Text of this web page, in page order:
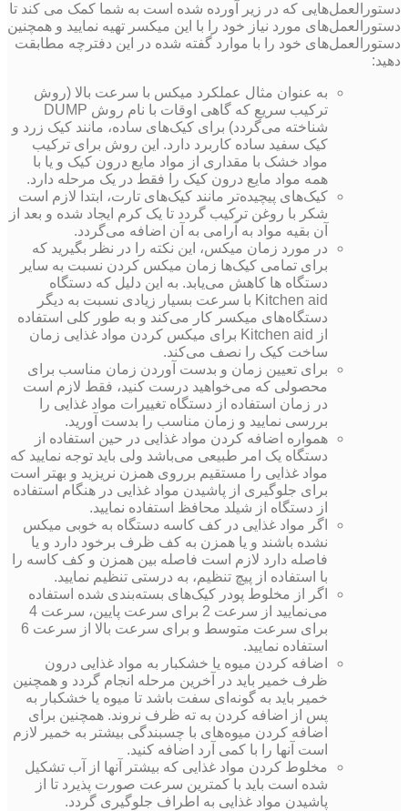
دستورالعمل‌هایی که در زیر آورده شده است به شما کمک می کند تا
دستورالعمل‌های مورد نیاز خود را با این میکسر تهیه نمایید و همچنین
دستورالعمل‌های خود را با موارد گفته شده در این دفترچه مطابقت
دهید:
به عنوان مثال عملکرد میکس با سرعت بالا (روش
ترکیب سریع که گاهی اوقات با نام روش DUMP
شناخته می‌گردد) برای کیک‌های ساده، مانند کیک زرد و
کیک سفید ساده کاربرد دارد. این روش برای ترکیب
مواد خشک با مقداری از مواد مایع درون کیک و یا با
همه مواد مایع درون کیک را فقط در یک مرحله دارد.
کیک‌های پیچیده‌تر مانند کیک‌های تارت، ابتدا لازم است
شکر با روغن ترکیب گردد تا یک کرم ایجاد شده و بعد از
آن بقیه مواد به آرامی به آن اضافه می‌گردد.
در مورد زمان میکس، این نکته را در نظر بگیرید که
برای تمامی کیک‌ها زمان میکس کردن نسبت به سایر
دستگاه ها کاهش می‌یابد. به این دلیل که دستگاه
Kitchen aid با سرعت بسیار زیادی نسبت به دیگر
دستگاه‌های میکسر کار می‌کند و به طور کلی استفاده
از Kitchen aid برای میکس کردن مواد غذایی زمان
ساخت کیک را نصف می‌کند.
برای تعیین زمان و بدست آوردن زمان مناسب برای
محصولی که می‌خواهید درست کنید، فقط لازم است
در زمان استفاده از دستگاه تغییرات مواد غذایی را
بررسی نمایید و زمان مناسب را بدست آورید.
همواره اضافه کردن مواد غذایی در حین استفاده از
دستگاه یک امر طبیعی می‌باشد ولی باید توجه نمایید که
مواد غذایی را مستقیم برروی همزن نریزید و بهتر است
برای جلوگیری از پاشیدن مواد غذایی در هنگام استفاده
از دستگاه از شیلد محافظ استفاده نمایید.
اگر مواد غذایی در کف کاسه دستگاه به خوبی میکس
نشده باشند و یا همزن به کف ظرف برخود دارد و یا
فاصله دارد لازم است فاصله بین همزن و کف کاسه را
با استفاده از پیچ تنظیم، به درستی تنظیم نمایید.
اگر از مخلوط پودر کیک‌های بسته‌بندی شده استفاده
می‌نمایید از سرعت 2 برای سرعت پایین، سرعت 4
برای سرعت متوسط و برای سرعت بالا از سرعت 6
استفاده نمایید.
اضافه کردن میوه یا خشکبار به مواد غذایی درون
ظرف خمیر باید در آخرین مرحله انجام گردد و همچنین
خمیر باید به گونه‌ای سفت باشد تا میوه یا خشکبار به
پس از اضافه کردن به ته ظرف نروند. همچنین برای
اضافه کردن میوه‌های با چسبندگی بیشتر به خمیر لازم
است آنها را با کمی آرد اضافه کنید.
مخلوط کردن مواد غذایی که بیشتر آنها از آب تشکیل
شده است باید با کمترین سرعت صورت پذیرد تا از
پاشیدن مواد غذایی به اطراف جلوگیری گردد.